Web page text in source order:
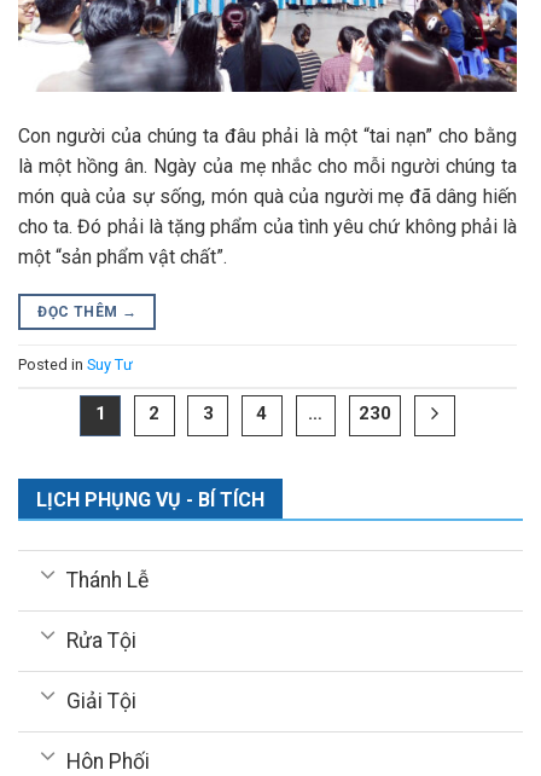
Con người của chúng ta đâu phải là một “tai nạn” cho bằng
là một hồng ân. Ngày của mẹ nhắc cho mỗi người chúng ta
món quà của sự sống, món quà của người mẹ đã dâng hiến
cho ta. Đó phải là tặng phẩm của tình yêu chứ không phải là
một “sản phẩm vật chất”.
ĐỌC THÊM →
Posted in Suy Tư
1 2 3 4 … 230
LỊCH PHỤNG VỤ - BÍ TÍCH
Thánh Lễ
Rửa Tội
Giải Tội
Hôn Phối